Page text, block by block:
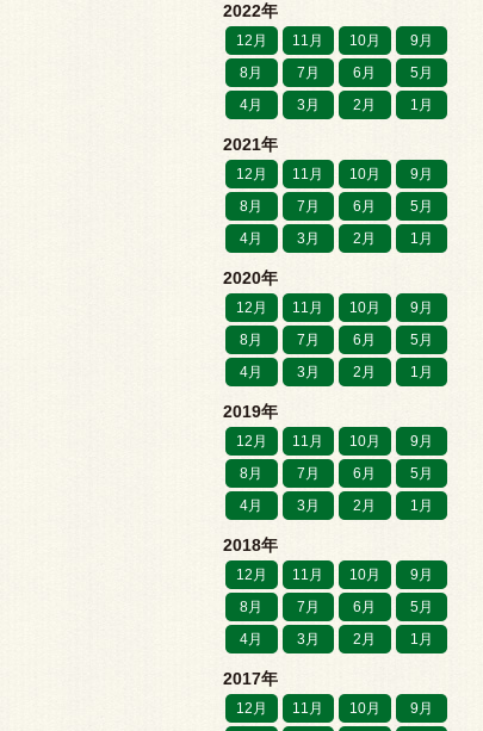
2022年
12月 11月 10月
9月
8月
7月 6月
5月
4月
3月 2月 1月
2021年
12月 11月 10月
9月
8月
7月 6月
5月
4月
3月 2月 1月
2020年
12月 11月 10月
9月
8月
7月 6月
5月
4月
3月 2月 1月
2019年
12月 11月 10月
9月
8月
7月 6月
5月
4月
3月 2月 1月
2018年
12月 11月 10月
9月
8月
7月 6月
5月
4月
3月 2月 1月
2017年
12月 11月 10月
9月